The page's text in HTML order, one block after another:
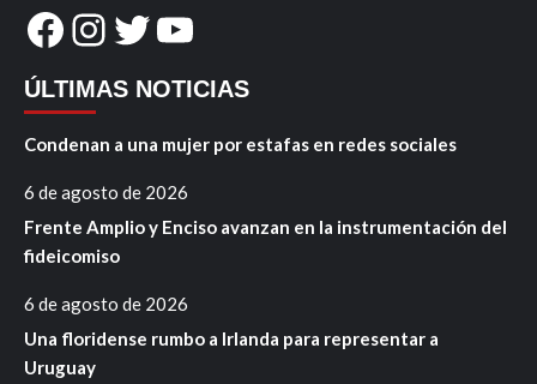
Facebook
Instagram
Twitter
YouTube
ÚLTIMAS NOTICIAS
Condenan a una mujer por estafas en redes sociales
6 de agosto de 2026
Frente Amplio y Enciso avanzan en la instrumentación del
fideicomiso
6 de agosto de 2026
Una floridense rumbo a Irlanda para representar a
Uruguay